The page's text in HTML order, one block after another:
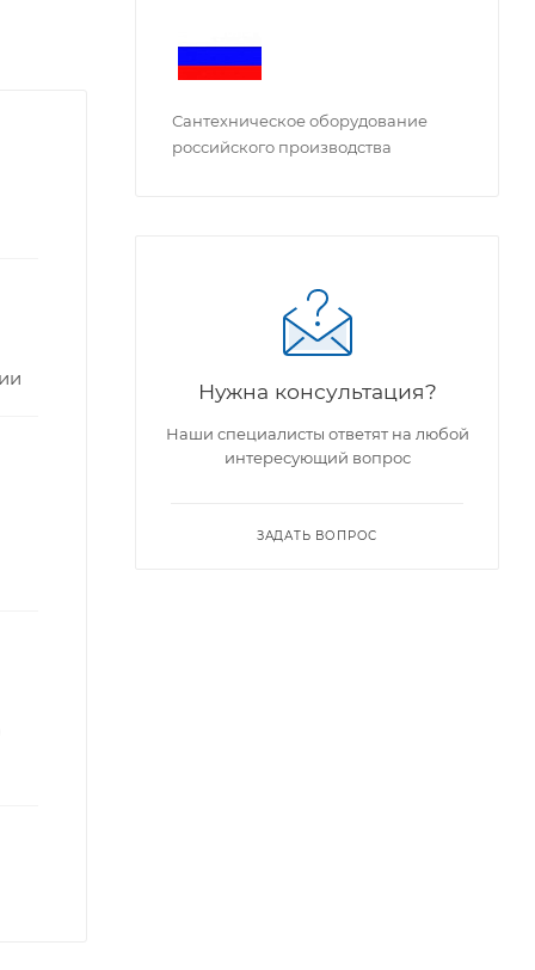
Сантехническое оборудование
российского производства
Нужна консультация?
Наши специалисты ответят на любой
интересующий вопрос
ЗАДАТЬ ВОПРОС